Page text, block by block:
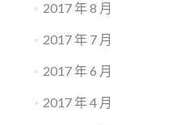
2017 年 8 月
2017 年 7 月
2017 年 6 月
2017 年 4 月